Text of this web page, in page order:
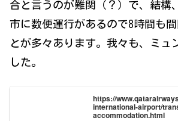
合と言うのが難関（？）で、結構
市に数便運行があるので8時間も
とが多々あります。我々も、ミュ
した。
https://
international-airport/
accommodation.html